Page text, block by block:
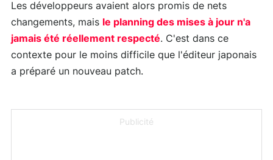
Les développeurs avaient alors promis de nets
changements, mais le planning des mises à jour n'a
jamais été réellement respecté. C'est dans ce
contexte pour le moins difficile que l'éditeur japonais
a préparé un nouveau patch.
Publicité